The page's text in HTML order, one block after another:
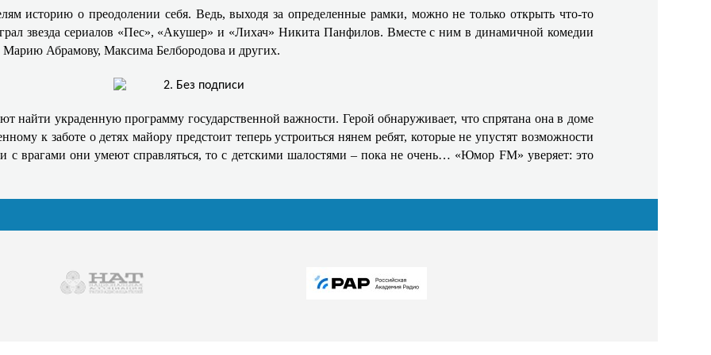
историю о преодолении себя. Ведь, выходя за определенные рамки, можно не только открыть что-то
звезда сериалов «Пес», «Акушер» и «Лихач» Никита Панфилов. Вместе с ним в динамичной комедии
Абрамову, Максима Белбородова и других.
найти украденную программу государственной важности. Герой обнаруживает, что спрятана она в доме
к заботе о детях майору предстоит теперь устроиться нянем ребят, которые не упустят возможности
с врагами они умеют справляться, то с детскими шалостями – пока не очень… «Юмор FM» уверяет: это